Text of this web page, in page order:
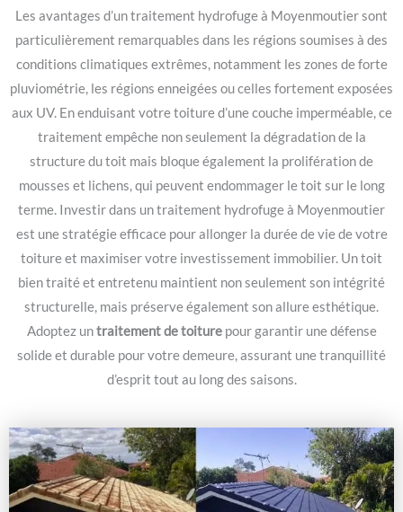
Les avantages d’un traitement hydrofuge à Moyenmoutier sont
particulièrement remarquables dans les régions soumises à des
conditions climatiques extrêmes, notamment les zones de forte
pluviométrie, les régions enneigées ou celles fortement exposées
aux UV. En enduisant votre toiture d’une couche imperméable, ce
traitement empêche non seulement la dégradation de la
structure du toit mais bloque également la prolifération de
mousses et lichens, qui peuvent endommager le toit sur le long
terme. Investir dans un traitement hydrofuge à Moyenmoutier
est une stratégie efficace pour allonger la durée de vie de votre
toiture et maximiser votre investissement immobilier. Un toit
bien traité et entretenu maintient non seulement son intégrité
structurelle, mais préserve également son allure esthétique.
Adoptez untraitement de toiturepour garantir une défense
solide et durable pour votre demeure, assurant une tranquillité
d’esprit tout au long des saisons.